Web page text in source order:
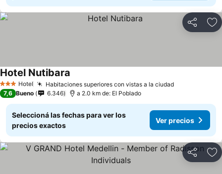
Compartir
3 Estrellas
Hotel Habitaciones superiores con vistas a la ciudad
Hotel Nutibara
7,6 Bueno 6.346 a 2.0 km de: El Poblado
Seleccioná las fechas para ver los
precios exactos
Ver precios
Compartir